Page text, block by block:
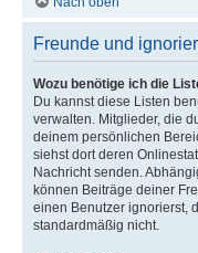
Freunde und
Wozu benötige ich die
Du kannst diese Listen
verwalten. Mitglieder, die
deinem persönlichen
siehst dort deren
Nachricht senden.
können Beiträge deiner
einen Benutzer ignorierst,
standardmäßig nicht.